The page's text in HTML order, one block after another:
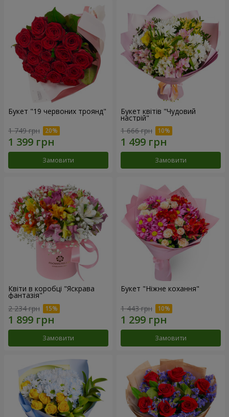
Букет "19 червоних троянд"
1 749 грн
Замовити
Букет квітів "Чудовий
настрій"
1 666 грн
Замовити
Квіти в коробці "Яскрава
фантазія"
2 234 грн
Замовити
Букет "Ніжне кохання"
1 443 грн
Замовити